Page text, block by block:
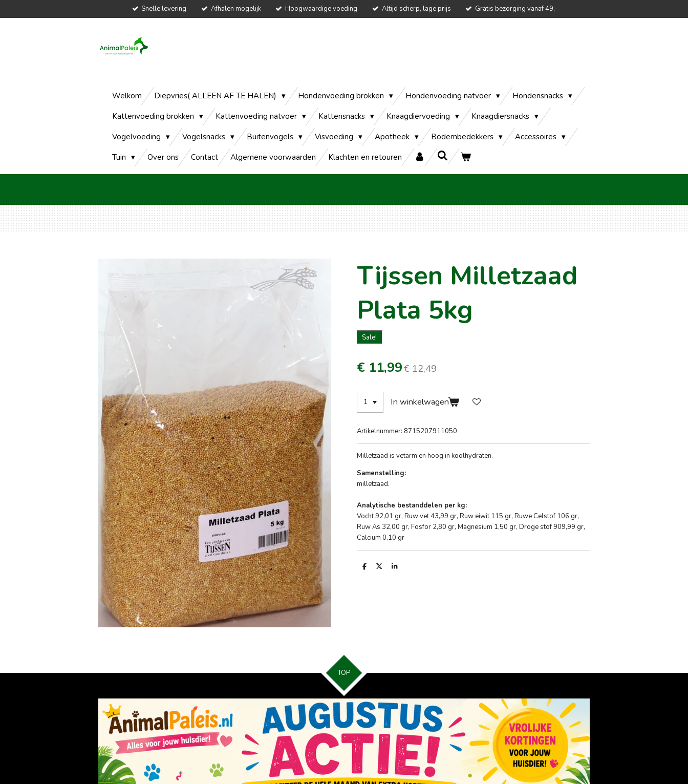
Snelle levering Afhalen mogelijk Hoogwaardige voeding Altijd scherp, lage prijs Gratis bezorging vanaf 49,-
Welkom Diepvries( ALLEEN AF TE HALEN) Hondenvoeding brokken Hondenvoeding natvoer
Hondensnacks
Kattenvoeding brokken
Kattenvoeding natvoer Kattensnacks Knaagdiervoeding
Knaagdiersnacks
Vogelvoeding
Vogelsnacks Buitenvogels Visvoeding Apotheek Bodembedekkers
Accessoires
Tuin
Over ons Contact Algemene voorwaarden Klachten en retouren
Tijssen Milletzaad
Plata 5kg
Sale!
€ 11,99€ 12,49
In winkelwagen
Artikelnummer: 8715207911050
Milletzaad is vetarm en hoog in koolhydraten.
Samenstelling:
milletzaad.
Analytische bestanddelen per kg:
Vocht 92,01 gr, Ruw vet 43,99 gr, Ruw eiwit 115 gr, Ruwe Celstof 106 gr,
Ruw As 32,00 gr, Fosfor 2,80 gr, Magnesium 1,50 gr, Droge stof 909,99 gr,
Calcium 0,10 gr
D
D
S
TOP